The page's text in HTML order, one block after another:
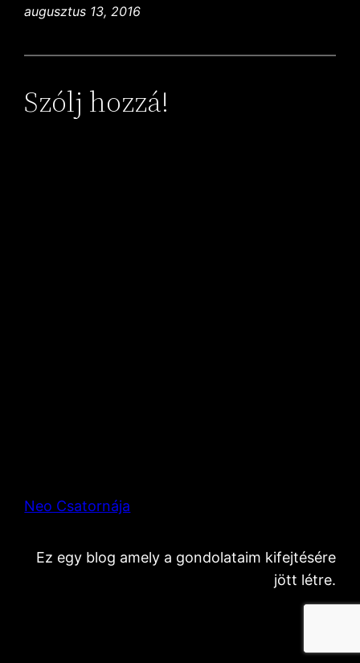
augusztus 13, 2016
Szólj hozzá!
Neo Csatornája
Ez egy blog amely a gondolataim kifejtésére
jött létre.